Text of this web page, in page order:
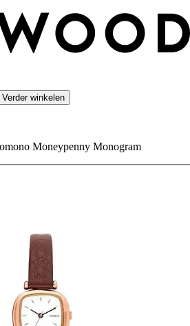
Verder winkelen
Moneypenny Monogram